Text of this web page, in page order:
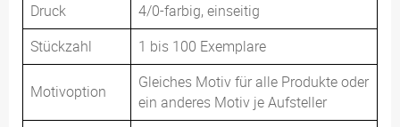
Druck
4/0-farbig, einseitig
Stückzahl
1 bis 100 Exemplare
Motivoption
Gleiches Motiv für alle Produkte oder
ein anderes Motiv je Aufsteller